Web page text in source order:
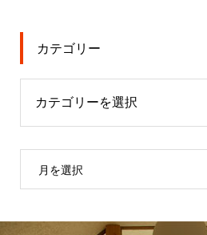
カテゴリー
月を選択